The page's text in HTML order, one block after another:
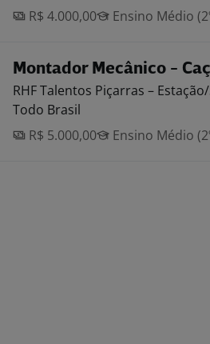
R$ 4.000,00 Ensino Médio
Montador Mecânico -
RHF Talentos Piçarras –
Todo Brasil
R$ 5.000,00
Ensino Médio